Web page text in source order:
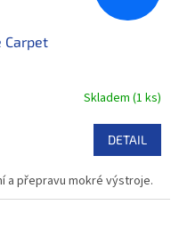
Carpet
Skladem (1 ks)
DETAIL
a přepravu mokré výstroje.